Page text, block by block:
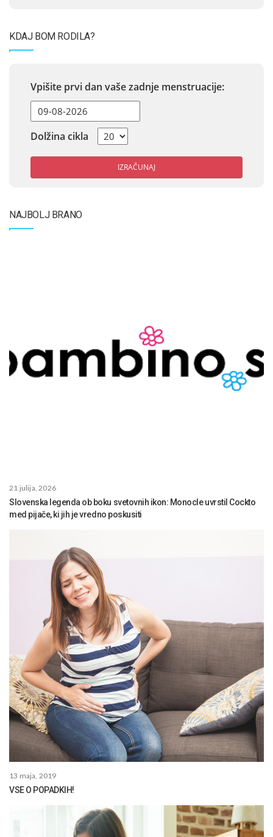
KDAJ BOM RODILA?
Vpišite prvi dan vaše zadnje menstruacije:
Dolžina cikla
IZRAČUNAJ
NAJBOLJ BRANO
21 julija, 2026
Slovenska legenda ob boku svetovnih ikon: Monocle uvrstil Cockto
med pijače, ki jih je vredno poskusiti
13 maja, 2019
VSE O POPADKIH!